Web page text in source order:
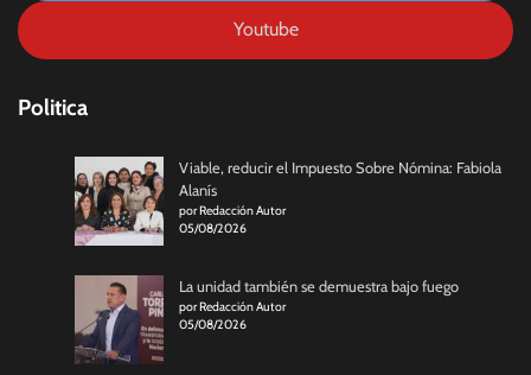
Youtube
Politica
Viable, reducir el Impuesto Sobre Nómina: Fabiola
Alanís
por Redacción Autor
05/08/2026
La unidad también se demuestra bajo fuego
por Redacción Autor
05/08/2026